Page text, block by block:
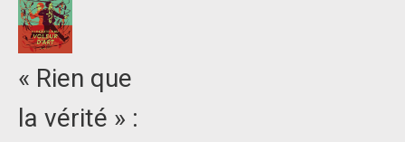
« Rien que
la vérité » :